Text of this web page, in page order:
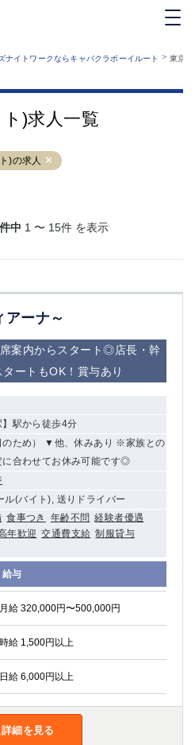
から探す
者情報
トマップ
ナイトワークならキャバクラボーイルート > 東京
)求人一覧
)の求人
件中 1 〜 15件 を表示
ーナ～
案内からスタート◎店長・幹
ートもOK！賞与あり
】駅から徒歩4分
のため） ▼他、休みあり ※家族との
に合わせてお休み可能です◎
ル(バイト), 送りドライバー
食事つき 年齢不問 経験者優遇
年歓迎 交通費支給 制服貸与
給与
月給 320,000円〜500,000円
時給 1,500円以上
日給 6,000円以上
細を見る
池袋
練馬
恵比寿
北千住
大山
品川
新宿
西葛西
葛西
学芸大学
小作・羽村・福生エリア
吉祥寺（北口／東口）
錦糸町南口
金町（北口）
新宿 ③東新宿
①歌舞伎町 ②新宿
錦糸町(南口)
清瀬（南口）
大井町
下赤塚